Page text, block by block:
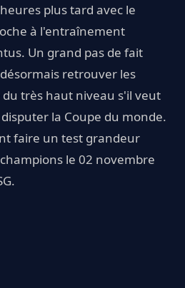
plus tard avec le
à l'entraînement
Un grand pas de fait
retrouver les
très haut niveau s'il veut
la Coupe du monde.
faire un test grandeur
le 02 novembre